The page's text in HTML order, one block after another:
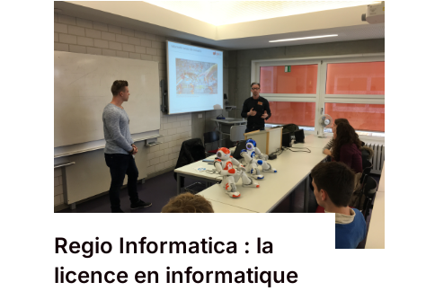
Regio Informatica : la
licence en informatique